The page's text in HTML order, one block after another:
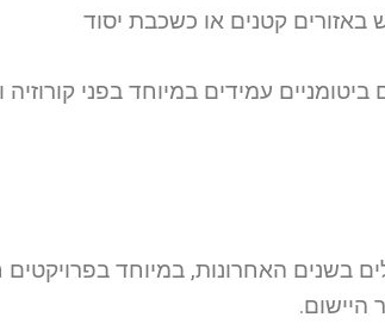
באזורים קטנים או כשכבת יסוד
עמידים במיוחד בפני
בשנים האחרונות, במיוחד
היישום.